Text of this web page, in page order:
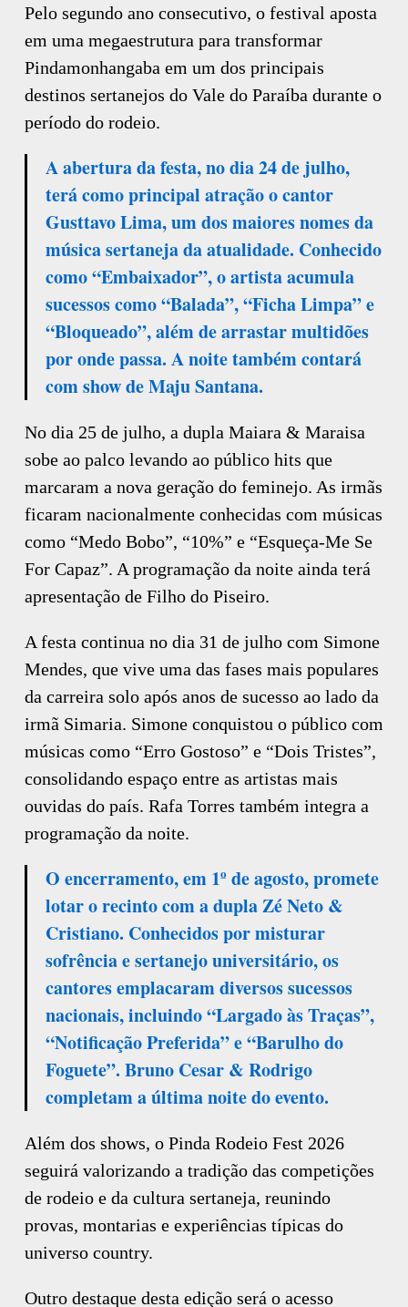
Pelo segundo ano consecutivo, o festival aposta
em uma megaestrutura para transformar
Pindamonhangaba em um dos principais
destinos sertanejos do Vale do Paraíba durante o
período do rodeio.
A abertura da festa, no dia 24 de julho,
terá como principal atração o cantor
Gusttavo Lima, um dos maiores nomes da
música sertaneja da atualidade. Conhecido
como “Embaixador”, o artista acumula
sucessos como “Balada”, “Ficha Limpa” e
“Bloqueado”, além de arrastar multidões
por onde passa. A noite também contará
com show de Maju Santana.
No dia 25 de julho, a dupla Maiara & Maraisa
sobe ao palco levando ao público hits que
marcaram a nova geração do feminejo. As irmãs
ficaram nacionalmente conhecidas com músicas
como “Medo Bobo”, “10%” e “Esqueça-Me Se
For Capaz”. A programação da noite ainda terá
apresentação de Filho do Piseiro.
A festa continua no dia 31 de julho com Simone
Mendes, que vive uma das fases mais populares
da carreira solo após anos de sucesso ao lado da
irmã Simaria. Simone conquistou o público com
músicas como “Erro Gostoso” e “Dois Tristes”,
consolidando espaço entre as artistas mais
ouvidas do país. Rafa Torres também integra a
programação da noite.
O encerramento, em 1º de agosto, promete
lotar o recinto com a dupla Zé Neto &
Cristiano. Conhecidos por misturar
sofrência e sertanejo universitário, os
cantores emplacaram diversos sucessos
nacionais, incluindo “Largado às Traças”,
“Notificação Preferida” e “Barulho do
Foguete”. Bruno Cesar & Rodrigo
completam a última noite do evento.
Além dos shows, o Pinda Rodeio Fest 2026
seguirá valorizando a tradição das competições
de rodeio e da cultura sertaneja, reunindo
provas, montarias e experiências típicas do
universo country.
Outro destaque desta edição será o acesso